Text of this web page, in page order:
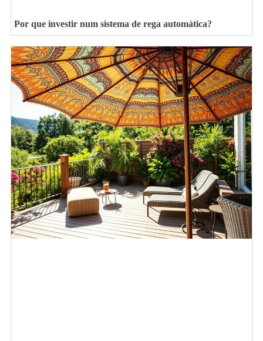
Por que investir num sistema de rega automática?